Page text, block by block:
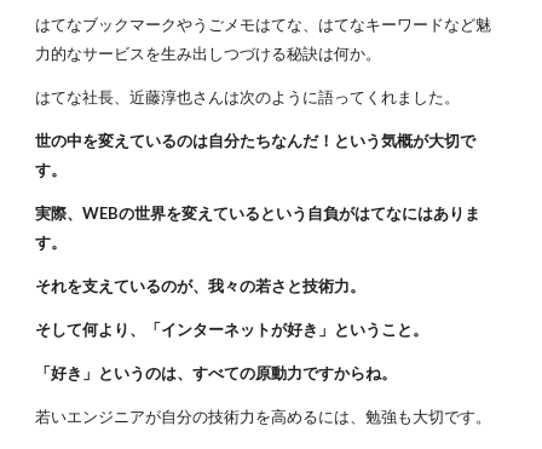
はてなブックマークやうごメモはてな、はてなキーワードなど魅
力的なサービスを生み出しつづける秘訣は何か。
はてな社長、近藤淳也さんは次のように語ってくれました。
世の中を変えているのは自分たちなんだ！という気概が大切で
す。
実際、WEBの世界を変えているという自負がはてなにはありま
す。
それを支えているのが、我々の若さと技術力。
そして何より、「インターネットが好き」ということ。
「好き」というのは、すべての原動力ですからね。
若いエンジニアが自分の技術力を高めるには、勉強も大切です。